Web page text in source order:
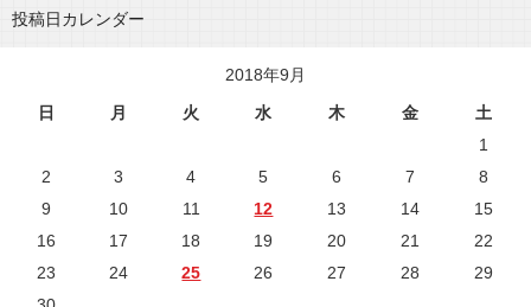
投稿日カレンダー
2018年9月
日
月 火 水 木 金
土
1
2
3 4 5 6 7
8
9
10 11 12 13 14
15
16
17 18 19 20 21
22
23
24 25 26 27 28
29